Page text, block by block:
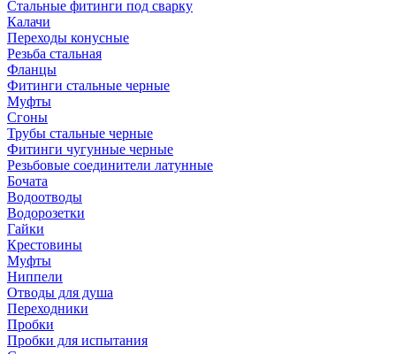
Стальные фитинги под сварку
Калачи
Переходы конусные
Резьба стальная
Фланцы
Фитинги стальные черные
Муфты
Сгоны
Трубы стальные черные
Фитинги чугунные черные
Резьбовые соединители латунные
Бочата
Водоотводы
Водорозетки
Гайки
Крестовины
Муфты
Ниппели
Отводы для душа
Переходники
Пробки
Пробки для испытания